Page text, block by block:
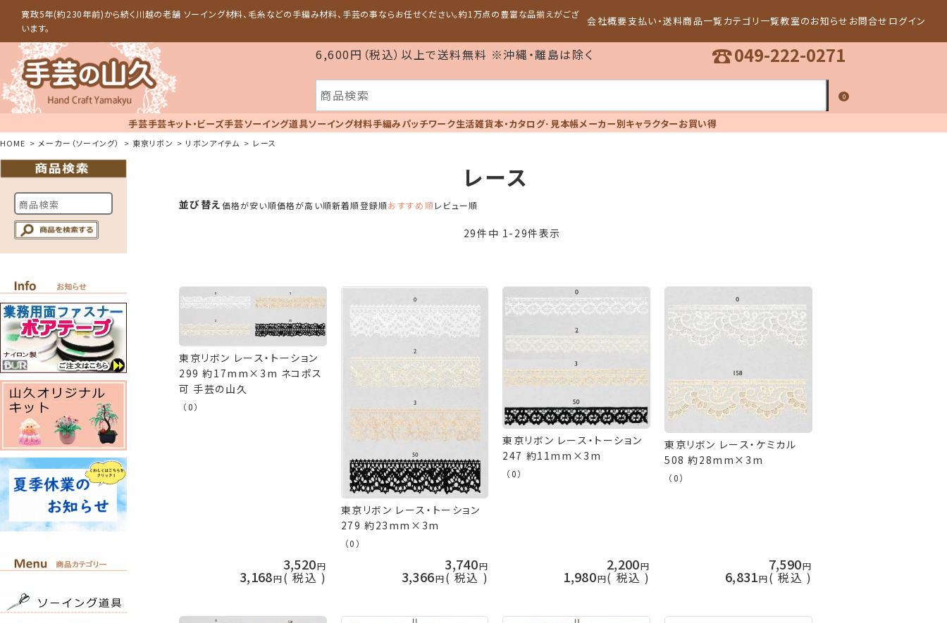
寛政5年(約230年前)から続く川越の老舗 ソーイング材料、毛糸などの手編み材料、手芸の事ならお任せください。約1万点の豊富な品揃えがござ
います。
会社概要支払い・送料商品一覧 カテゴリ一覧教室のお知らせ お問合せ ログイン
6,600円（税込）以上で送料無料 ※沖縄・離島は除く ☎049-222-0271
0
手芸手芸キット・ビーズ手芸ソーイング道具ソーイング材料手編みパッチワーク生活雑貨本・カタログ･見本帳メーカー別キャラクターお買い得
HOME メーカー（ソーイング） 東京リボン リボンアイテム レース
レース
並び替え価格が安い順価格が高い順新着順登録順おすすめ順レビュー順
29件中 1 - 29件表示
東京リボン レース・トーション
299 約17mm×3m ネコポス
可 手芸の山久
（0）
3,520
3,168 税込
東京リボン レース・トーション
279 約23mm×3m
（0）
3,740
3,366 税込
東京リボン レース・トーション
247 約11mm×3m
（0）
2,200
1,980 税込
東京リボン レース・ケミカル
508 約28mm×3m
（0）
7,590
6,831 税込